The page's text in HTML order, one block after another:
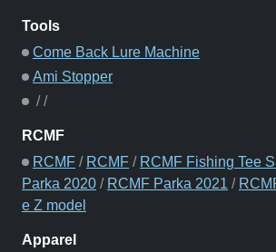
Tools
Come Back Lure Machine
Ami Stopper
//
RCMF
RCMF / RCMF / RCMF Fishing Tee
Parka 2020 / RCMF Parka 2021 /
e Z model
Apparel